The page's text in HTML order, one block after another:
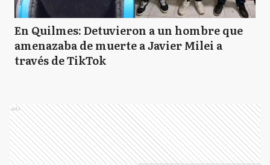
En Quilmes: Detuvieron a un hombre que
amenazaba de muerte a Javier Milei a
través de TikTok
Ads